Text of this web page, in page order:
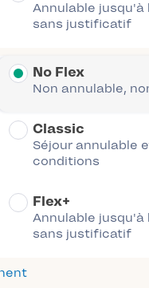
Annulable jusqu'à
sans justificatif
No Flex
Non annulable,
Classic
Séjour annulable
conditions
Flex+
Annulable jusqu'à
sans justificatif